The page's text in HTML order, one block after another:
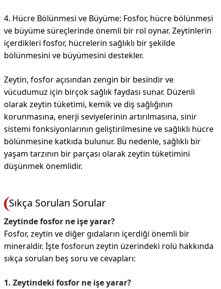
4. Hücre Bölünmesi ve Büyüme: Fosfor, hücre bölünmesi
ve büyüme süreçlerinde önemli bir rol oynar. Zeytinlerin
içerdikleri fosfor, hücrelerin sağlıklı bir şekilde
bölünmesini ve büyümesini destekler.
Zeytin, fosfor açısından zengin bir besindir ve
vücudumuz için birçok sağlık faydası sunar. Düzenli
olarak zeytin tüketimi, kemik ve diş sağlığının
korunmasına, enerji seviyelerinin artırılmasına, sinir
sistemi fonksiyonlarının geliştirilmesine ve sağlıklı hücre
bölünmesine katkıda bulunur. Bu nedenle, sağlıklı bir
yaşam tarzının bir parçası olarak zeytin tüketimini
düşünmek önemlidir.
Sıkça Sorulan Sorular
Zeytinde fosfor ne işe yarar?
Fosfor, zeytin ve diğer gıdaların içerdiği önemli bir
mineraldir. İşte fosforun zeytin üzerindeki rolü hakkında
sıkça sorulan beş soru ve cevapları:
1. Zeytindeki fosfor ne işe yarar?